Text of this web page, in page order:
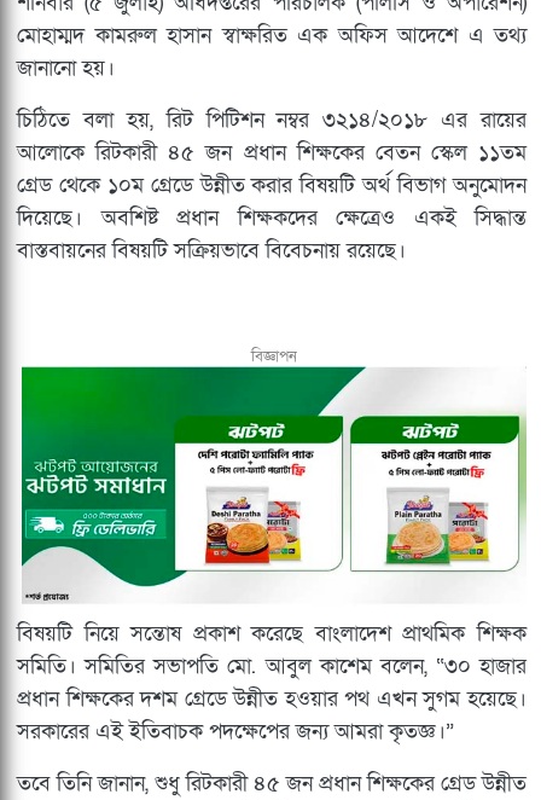
মোহাম্মদ কামরুল হাসান স্বাক্ষরিত এক অফিস আদেশে এ তথ্য
জানানো হয়।
চিঠিতে বলা হয়, রিট পিটিশন নম্বর ৩২১৪/২০১৮ এর রায়ের
আলোকে রিটকারী ৪৫ জন প্রধান শিক্ষকের বেতন স্কেল ১১তম
গ্রেড থেকে ১০ম গ্রেডে উন্নীত করার বিষয়টি অর্থ বিভাগ অনুমোদন
দিয়েছে। অবশিষ্ট প্রধান শিক্ষকদের ক্ষেত্রেও একই সিদ্ধান্ত
বাস্তবায়নের বিষয়টি সক্রিয়ভাবে বিবেচনায় রয়েছে।
বিজ্ঞাপন
বিষয়টি নিয়ে সন্তোষ প্রকাশ করেছে বাংলাদেশ প্রাথমিক শিক্ষক
সমিতি। সমিতির সভাপতি মো. আবুল কাশেম বলেন, “৩০ হাজার
প্রধান শিক্ষকের দশম গ্রেডে উন্নীত হওয়ার পথ এখন সুগম হয়েছে।
সরকারের এই ইতিবাচক পদক্ষেপের জন্য আমরা কৃতজ্ঞ।”
তবে তিনি জানান, শুধু রিটকারী ৪৫ জন প্রধান শিক্ষকের গ্রেড উন্নীত